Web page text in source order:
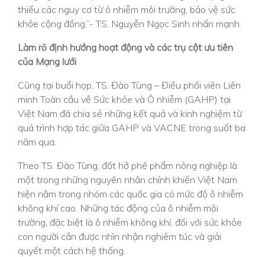
thiểu các nguy cơ từ ô nhiễm môi trường, bảo vệ sức
khỏe cộng đồng.”- TS. Nguyễn Ngọc Sinh nhấn mạnh.
Làm rõ định hướng hoạt động và các trụ cột ưu tiên
của Mạng lưới
Cũng tại buổi họp, TS. Đào Tùng – Điều phối viên Liên
minh Toàn cầu về Sức khỏe và Ô nhiễm (GAHP) tại
Việt Nam đã chia sẻ những kết quả và kinh nghiệm từ
quá trình hợp tác giữa GAHP và VACNE trong suốt ba
năm qua.
Theo TS. Đào Tùng, đốt hở phế phẩm nông nghiệp là
một trong những nguyên nhân chính khiến Việt Nam
hiện nằm trong nhóm các quốc gia có mức độ ô nhiễm
không khí cao. Những tác động của ô nhiễm môi
trường, đặc biệt là ô nhiễm không khí, đối với sức khỏe
con người cần được nhìn nhận nghiêm túc và giải
quyết một cách hệ thống.